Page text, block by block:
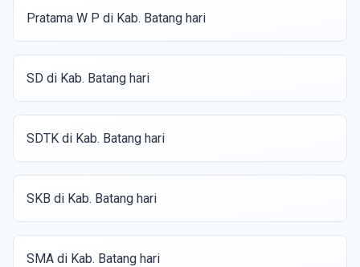
Pratama W P di Kab. Batang hari
SD di Kab. Batang hari
SDTK di Kab. Batang hari
SKB di Kab. Batang hari
SMA di Kab. Batang hari